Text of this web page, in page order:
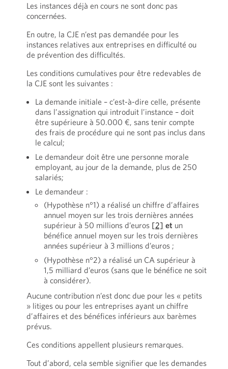
Les instances déjà en cours ne sont donc pas
concernées.
En outre, la CJE n’est pas demandée pour les
instances relatives aux entreprises en difficulté ou
de prévention des difficultés.
Les conditions cumulatives pour être redevables de
la CJE sont les suivantes :
La demande initiale – c’est-à-dire celle, présente
dans l’assignation qui introduit l’instance – doit
être supérieure à 50.000 €, sans tenir compte
des frais de procédure qui ne sont pas inclus dans
le calcul;
Le demandeur doit être une personne morale
employant, au jour de la demande, plus de 250
salariés;
Le demandeur :
(Hypothèse n°1) a réalisé un chiffre d’affaires
annuel moyen sur les trois dernières années
supérieur à 50 millions d’euros [2] et un
bénéfice annuel moyen sur les trois dernières
années supérieur à 3 millions d’euros ;
(Hypothèse n°2) a réalisé un CA supérieur à
1,5 milliard d’euros (sans que le bénéfice ne soit
à considérer).
Aucune contribution n’est donc due pour les « petits
» litiges ou pour les entreprises ayant un chiffre
d’affaires et des bénéfices inférieurs aux barèmes
prévus.
Ces conditions appellent plusieurs remarques.
Tout d’abord, cela semble signifier que les demandes